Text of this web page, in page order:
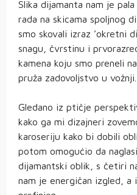
Slika dijamanta nam je
rada na skicama spoljnog
smo skovali izraz ’okretni
snagu, čvrstinu i
kamena koju smo preneli
pruža zadovoljstvo u vožnji.
Gledano iz ptičje
kako ga mi dizajneri
karoseriju kako bi dobili
potom omogućio da
dijamantski oblik, s četiri
nam je energičan izgled, a